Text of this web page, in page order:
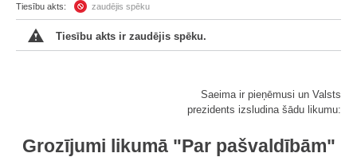
Tiesību akts: zaudējis spēku
Tiesību akts ir zaudējis spēku.
Saeima ir pieņēmusi un Valsts
prezidents izsludina šādu likumu:
Grozījumi likumā "Par pašvaldībām"